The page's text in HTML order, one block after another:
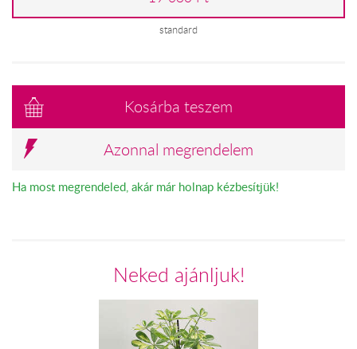
standard
Kosárba teszem
Azonnal megrendelem
Ha most megrendeled, akár már holnap kézbesítjük!
Neked ajánljuk!